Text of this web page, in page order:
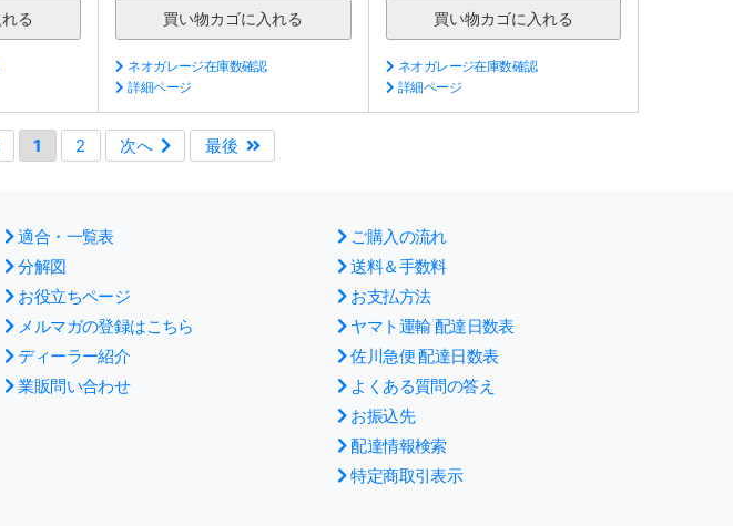
ネオガレージ在庫数確認
詳細ページ
ネオガレージ在庫数確認
詳細ページ
1 2 次へ 最後
適合・一覧表
分解図
お役立ちページ
メルマガの登録はこちら
ディーラー紹介
業販問い合わせ
ご購入の流れ
送料＆手数料
お支払方法
ヤマト運輸 配達日数表
佐川急便 配達日数表
よくある質問の答え
お振込先
配達情報検索
特定商取引表示